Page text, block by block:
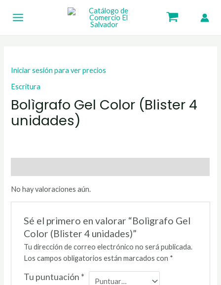
Iniciar sesión para ver precios
Escritura
Bolìgrafo Gel Color (Blister 4
unidades)
No hay valoraciones aún.
Sé el primero en valorar “Bolìgrafo Gel
Color (Blister 4 unidades)”
Tu dirección de correo electrónico no será publicada.
Los campos obligatorios están marcados con *
Tu puntuación *